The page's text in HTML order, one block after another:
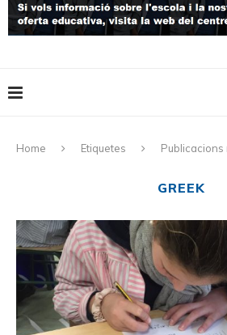
Home Etiquetes
GREEK